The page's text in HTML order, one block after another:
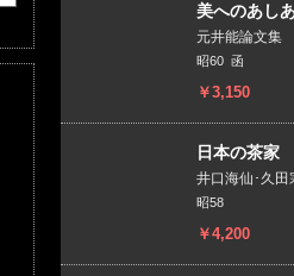
美へのあし
元井能論文集
昭60 函
￥3,150
日本の茶家
井口海仙･久田
昭58
￥4,200